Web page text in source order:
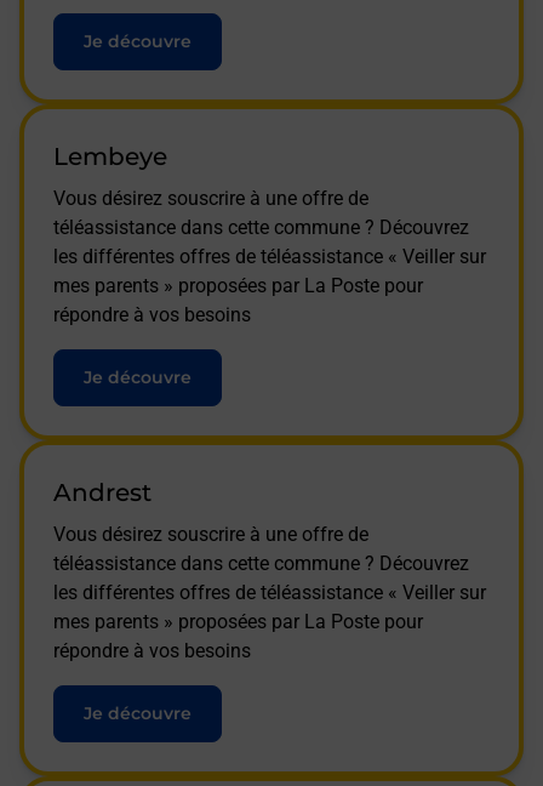
Je découvre
Lembeye
Vous désirez souscrire à une offre de
téléassistance dans cette commune ? Découvrez
les différentes offres de téléassistance « Veiller sur
mes parents » proposées par La Poste pour
répondre à vos besoins
Je découvre
Andrest
Vous désirez souscrire à une offre de
téléassistance dans cette commune ? Découvrez
les différentes offres de téléassistance « Veiller sur
mes parents » proposées par La Poste pour
répondre à vos besoins
Je découvre